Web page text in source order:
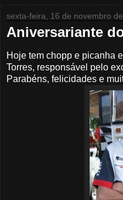
sexta-feira, 16 de novembro
Aniversariante
Hoje tem chopp e picanha
Torres, responsável pelo
Parabéns, felicidades e